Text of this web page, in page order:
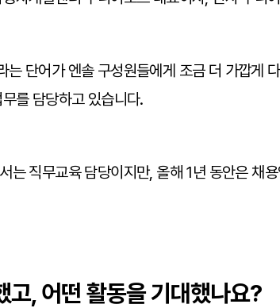
는 단어가 엔솔 구성원들에게 조금 더 가깝
를 담당하고 있습니다.
는 직무교육 담당이지만, 올해 1년 동안은 채
고, 어떤 활동을 기대했나요?